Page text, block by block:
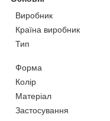
Виробник
Країна виробник
Тип
Форма
Колір
Матеріал
Застосування